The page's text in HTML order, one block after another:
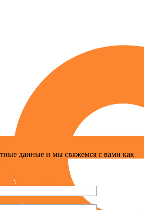
данные и мы свяжемся с вами как